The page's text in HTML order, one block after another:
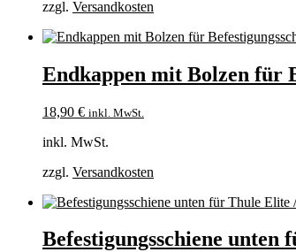
zzgl. Versandkosten
Endkappen mit Bolzen für
18,90 € inkl. MwSt.
inkl. MwSt.
zzgl. Versandkosten
Befestigungsschiene